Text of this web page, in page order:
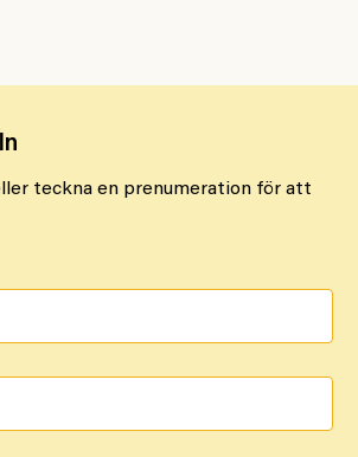
teckna en prenumeration för att